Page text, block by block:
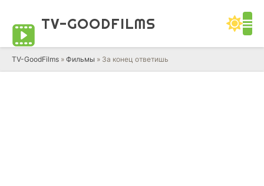
TV-GOODFILMS
TV-GoodFilms » Фильмы » За конец ответишь